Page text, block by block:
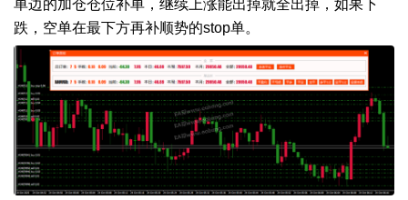
单边的加仓仓位补单，继续上涨能出掉就全出掉，如果下
跌，空单在最下方再补顺势的stop单。